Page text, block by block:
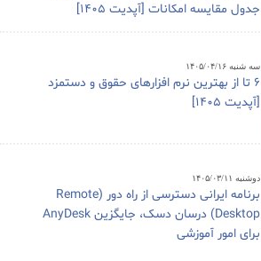
جدول مقایسه امکانات [آپدیت 1405]
سه شنبه ۱۴۰۵/۰۴/۱۶
6 تا از بهترین نرم افزارهای حقوق و دستمزد
[آپدیت 1405]
دوشنبه ۱۴۰۵/۰۳/۱۱
برنامه ایرانی دسترسی از راه دور (Remote
Desktop) درسان دسک، جایگزین AnyDesk
برای امور آموزشی